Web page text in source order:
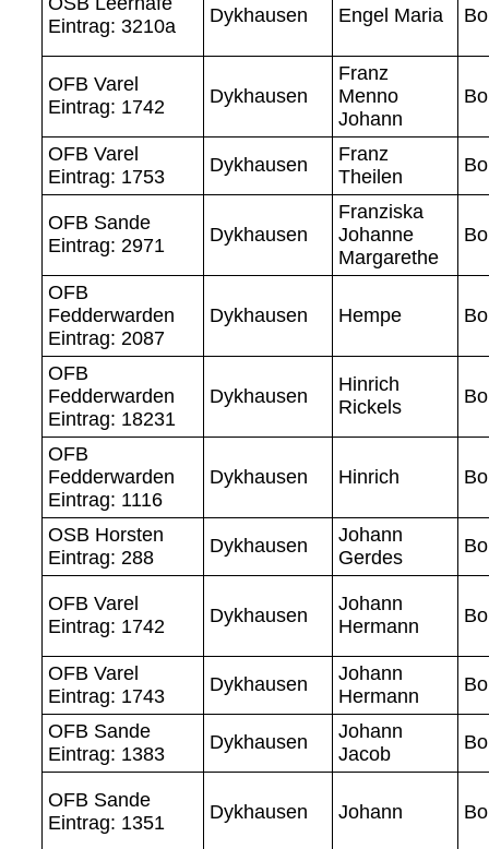
Eintrag: 3210a
Dykhausen Engel Maria
OFB Varel
Eintrag: 1742
Dykhausen
Franz
Menno
Johann
OFB Varel
Eintrag: 1753
Dykhausen
Franz
Theilen
OFB Sande
Eintrag: 2971
Dykhausen
Franziska
Johanne
Margarethe
OFB
Fedderwarden
Eintrag: 2087
Dykhausen Hempe
OFB
Fedderwarden
Eintrag: 18231
Dykhausen
Hinrich
Rickels
OFB
Fedderwarden
Eintrag: 1116
Dykhausen Hinrich
OSB Horsten
Eintrag: 288
Dykhausen
Johann
Gerdes
OFB Varel
Eintrag: 1742
Dykhausen
Johann
Hermann
OFB Varel
Eintrag: 1743
Dykhausen
Johann
Hermann
OFB Sande
Eintrag: 1383
Dykhausen
Johann
Jacob
OFB Sande
Eintrag: 1351
Dykhausen Johann